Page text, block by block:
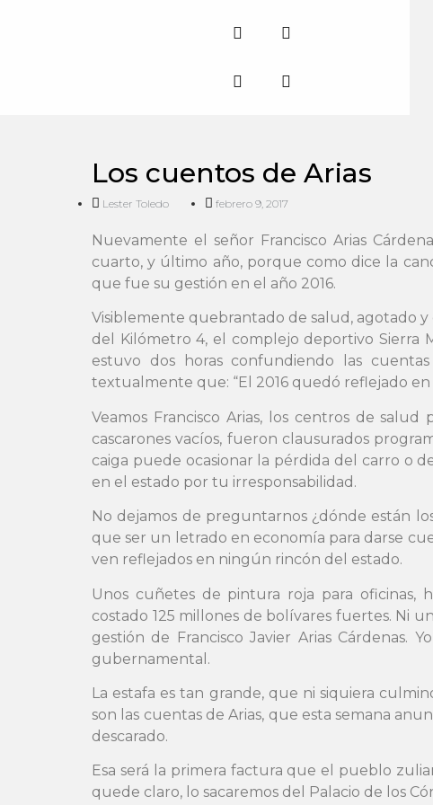
Los cuentos de Arias
Lester Toledo febrero 9, 2017
Nuevamente el señor Francisco Arias
cuarto, y último año, porque como dice la
que fue su gestión en el año 2016.
Visiblemente quebrantado de salud, agotado
del Kilómetro 4, el complejo deportivo Sierra
estuvo dos horas confundiendo las
textualmente que: “El 2016 quedó reflejado en
Veamos Francisco Arias, los centros de
cascarones vacíos, fueron clausurados
caiga puede ocasionar la pérdida del carro o
en el estado por tu irresponsabilidad.
No dejamos de preguntarnos ¿dónde están
que ser un letrado en economía para darse
ven reflejados en ningún rincón del estado.
Unos cuñetes de pintura roja para oficinas,
costado 125 millones de bolívares fuertes. Ni
gestión de Francisco Javier Arias
gubernamental.
La estafa es tan grande, que ni siquiera
son las cuentas de Arias, que esta semana
descarado.
Esa será la primera factura que el pueblo
quede claro, lo sacaremos del Palacio de los